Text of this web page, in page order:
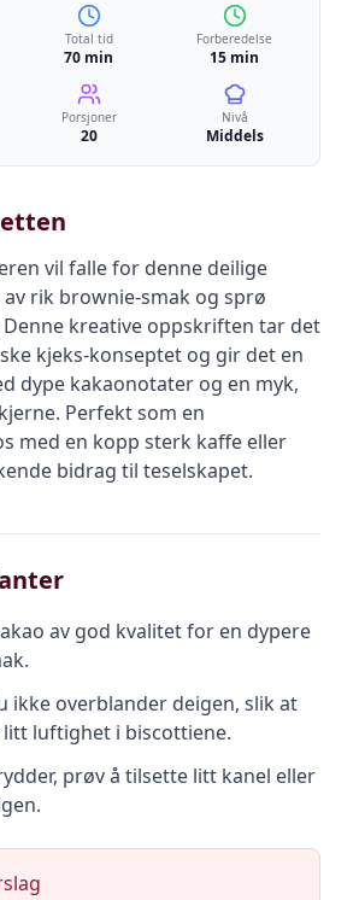
Total tid
70 min
Forberedelse
15 min
Porsjoner
20
Nivå
Middels
vil falle for denne deilige
rik brownie-smak og sprø
kreative oppskriften tar det
kjeks-konseptet og gir det en
dype kakaonotater og en myk,
Perfekt som en
med en kopp sterk kaffe eller
bidrag til teselskapet.
av god kvalitet for en dypere
ikke overblander deigen, slik at
luftighet i biscottiene.
prøv å tilsette litt kanel eller